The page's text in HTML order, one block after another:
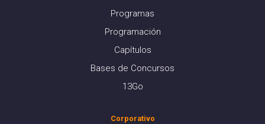
Programas
Programación
Capítulos
Bases de Concursos
13Go
Corporativo